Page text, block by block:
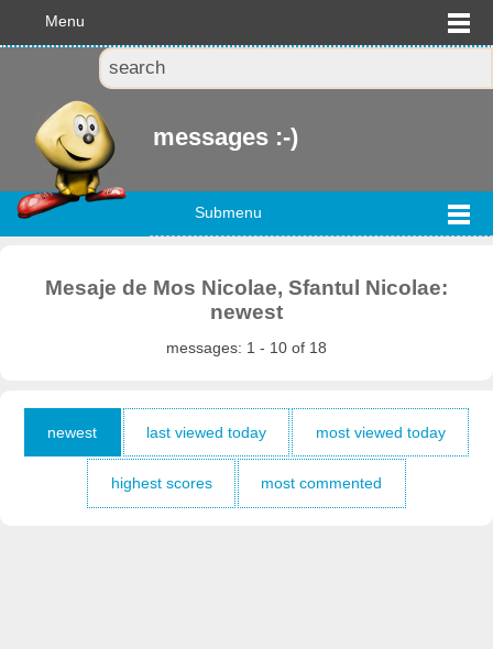
Menu
messages :-)
Submenu
Mesaje de Mos Nicolae, Sfantul Nicolae:
newest
messages: 1 - 10 of 18
newest last viewed today most viewed today
highest scores most commented